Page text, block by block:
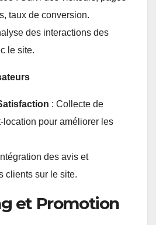
taux de conversion.
des interactions des
le site.
: Collecte de
location pour améliorer les
des avis et
clients sur le site.
et Promotion